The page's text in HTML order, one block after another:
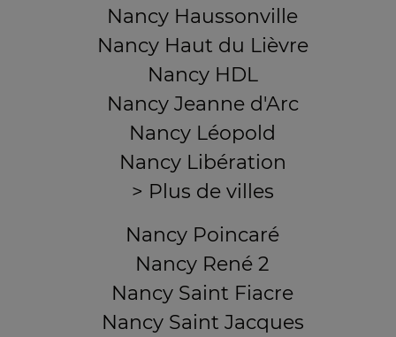
Nancy Haussonville
Nancy Haut du Lièvre
Nancy HDL
Nancy Jeanne d'Arc
Nancy Léopold
Nancy Libération
> Plus de villes
Nancy Poincaré
Nancy René 2
Nancy Saint Fiacre
Nancy Saint Jacques